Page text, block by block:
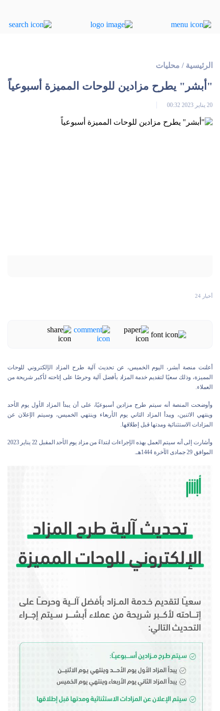
الرئيسية / محليات
"أبشر" يطرح مزادين للوحات المميزة أسبوعياً
20 يناير 2023 00:32
أخبار 24
أعلنت منصة أبشر، اليوم الخميس، عن تحديث آلية طرح المزاد الإلكتروني للوحات
المميزة، وذلك سعيًا لتقديم خدمة المزاد بأفضل آلية وحرصًا على إتاحته لأكبر شريحة من
العملاء.
وأوضحت المنصة أنه سيتم طرح مزادين أسبوعيًا، على أن يبدأ المزاد الأول يوم الأحد
وينتهي الاثنين، ويبدأ المزاد الثاني يوم الأربعاء وينتهي الخميس، وسيتم الإعلان عن
المزادات الاستثنائية ومدتها قبل إطلاقها.
وأشارت إلى أنه سيتم العمل بهذه الإجراءات ابتداءً من مزاد يوم الأحد المقبل 22 يناير 2023
الموافق 29 جمادى الآخرة 1444هـ.